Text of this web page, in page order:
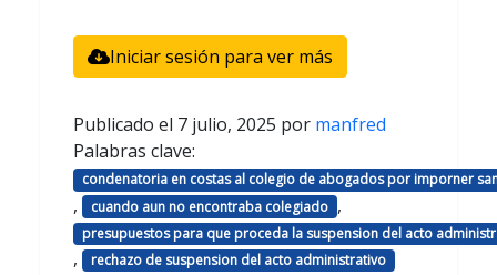
Iniciar sesión para ver más
Publicado el 7 julio, 2025 por manfred
Palabras clave:
condenatoria en costas al colegio de abogados por imporner
, cuando aun no encontraba colegiado ,
presupuestos para que proceda la suspension del acto
, rechazo de suspension del acto administrativo